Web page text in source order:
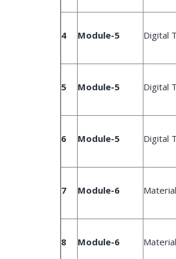
4 Module-5 Digital
5 Module-5 Digital
6 Module-5 Digital
7 Module-6
8 Module-6